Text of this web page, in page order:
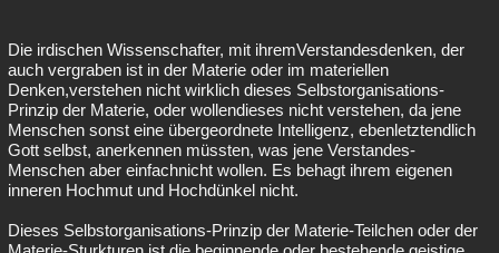
Die irdischen Wissenschafter, mit ihremVerstandesdenken, der
auch vergraben ist in der Materie oder im materiellen
Denken,verstehen nicht wirklich dieses Selbstorganisations-
Prinzip der Materie, oder wollendieses nicht verstehen, da jene
Menschen sonst eine übergeordnete Intelligenz, ebenletztendlich
Gott selbst, anerkennen müssten, was jene Verstandes-
Menschen aber einfachnicht wollen. Es behagt ihrem eigenen
inneren Hochmut und Hochdünkel nicht.
Dieses Selbstorganisations-Prinzip der Materie-Teilchen oder der